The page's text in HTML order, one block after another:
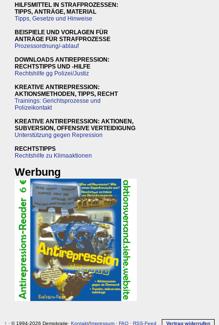
HILFSMITTEL IN STRAFPROZESSEN:
TIPPS, ANTRÄGE, MATERIAL
Tipps, Gesetze und Hinweise
BEISPIELE UND VORLAGEN FÜR
ANTRÄGE FÜR STRAFPROZESSE
Prozessordnung/-ablauf
DOWNLOADS ANTIREPRESSION:
RECHTSTIPPS UND -HILFE
Rechtshilfe gg Polizei/Justiz
KREATIVE ANTIREPRESSION:
AKTIONSMETHODEN, TIPPS, RECHT
Trainings: Gerichtsprozesse und
Polizeikontakt
KREATIVE ANTIREPRESSION: AKTIONEN,
SUBVERSION, OFFENSIVE VERTEIDIGUNG
Unterstützung gegen Repression
RECHTSTIPPS
Rechtshilfe zu Klimaaktionen
Werbung
↑ · © 1994-2026 Demokratie· Kontakt/Impressum · FAQ · RSS-Feed Vertrag widerrufen